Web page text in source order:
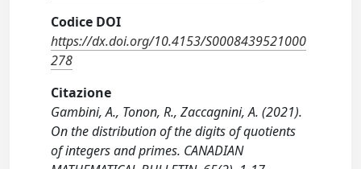
Codice DOI
https://dx.doi.org/10.4153/S0008439521000
278
Citazione
Gambini, A., Tonon, R., Zaccagnini, A. (2021).
On the distribution of the digits of quotients
of integers and primes. CANADIAN